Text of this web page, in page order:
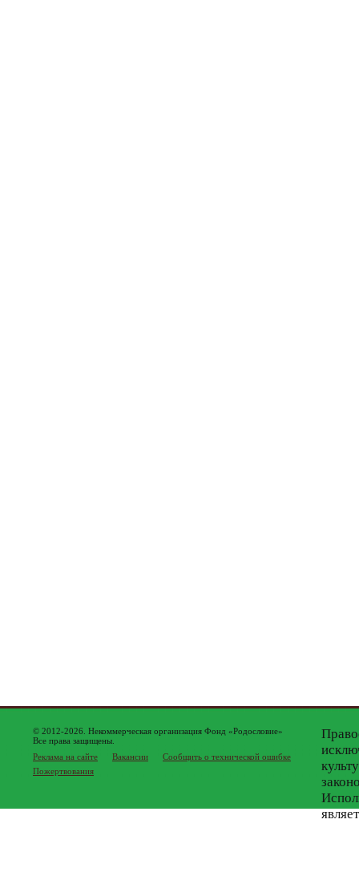
© 2012-2026. Некоммерческая организация Фонд «Родословие»
Все права защищены.
Реклама на сайте
Вакансии
Сообщить о технической ошибке
Пожертвования